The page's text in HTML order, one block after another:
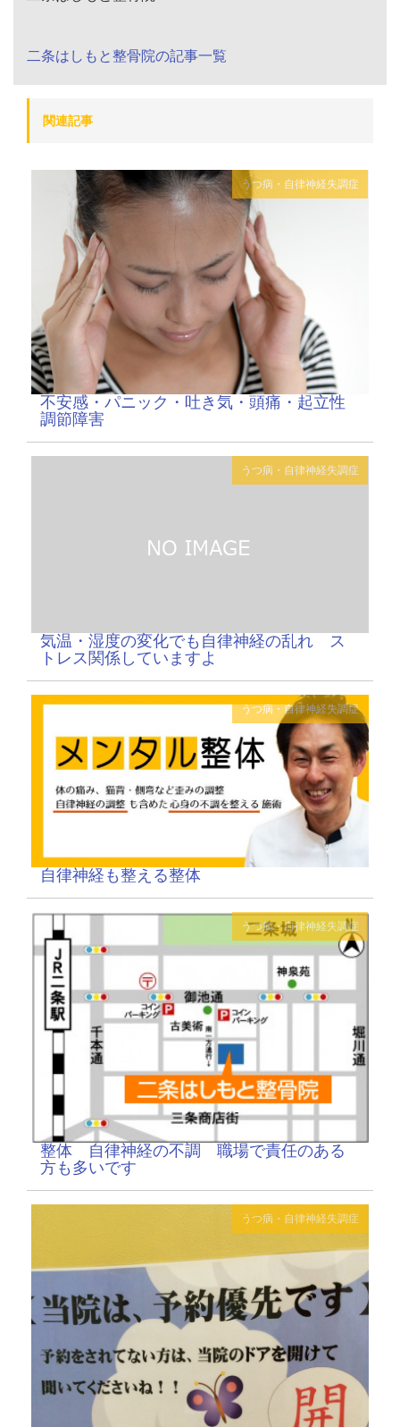
二条はしもと整骨院の記事一覧
関連記事
うつ病・自律神経失調症
不安感・パニック・吐き気・頭痛・起立性
調節障害
うつ病・自律神経失調症
気温・湿度の変化でも自律神経の乱れ ス
トレス関係していますよ
うつ病・自律神経失調症
自律神経も整える整体
うつ病・自律神経失調症
整体 自律神経の不調 職場で責任のある
方も多いです
うつ病・自律神経失調症